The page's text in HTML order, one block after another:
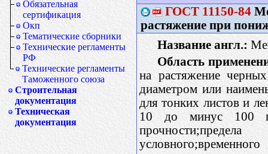
Обязательная
сертификация
Окп
Тематические сборники
Технические регламенты
РФ
Технические регламенты
Таможенного союза
Строительная
документация
Техническая
документация
ГОСТ 11150-84
растяжение при
Название англ.:
Область
на растяжение
диаметром или
для тонких листов и
10 до минус 100